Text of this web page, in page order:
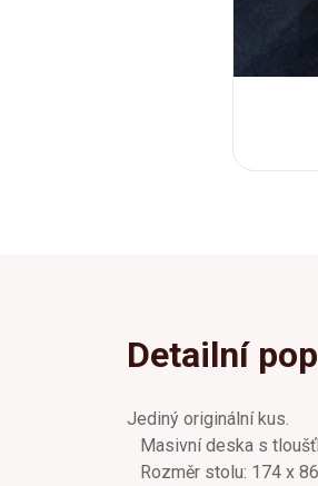
Detailní
Jediný originální kus.
Masivní deska s
Rozměr stolu: 174 x